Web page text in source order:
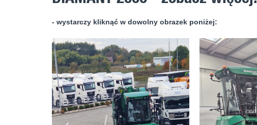
- wystarczy kliknąć w dowolny obrazek poniżej: